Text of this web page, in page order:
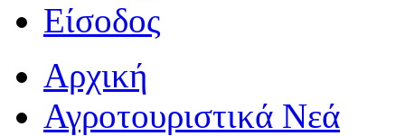
Είσοδος
Αρχική
Αγροτουριστικά Νεά